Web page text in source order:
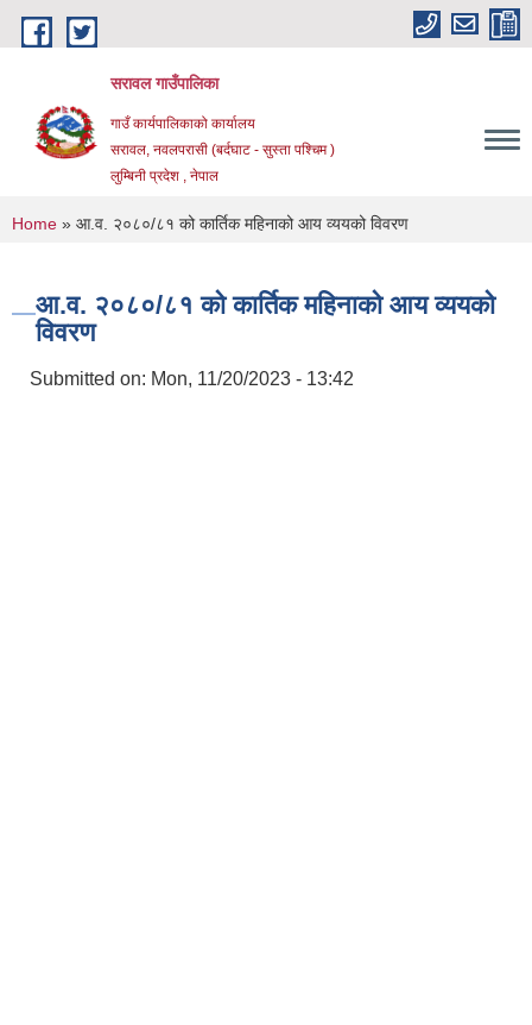
Skip to main content
सरावल गाउँपालिका
गाउँ कार्यपालिकाको कार्यालय
सरावल, नवलपरासी (बर्दघाट - सुस्ता पश्चिम )
लुम्बिनी प्रदेश , नेपाल
You are here
Home » आ.व. २०८०/८१ को कार्तिक महिनाको आय व्ययको विवरण
आ.व. २०८०/८१ को कार्तिक महिनाको आय व्ययको
विवरण
Submitted on: Mon, 11/20/2023 - 13:42